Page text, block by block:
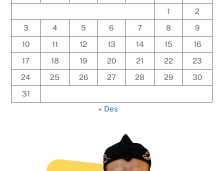
1
2
3
4 5 6 7 8
9
10
11 12 13 14 15
16
17
18 19 20 21 22
23
24
25 26 27 28 29
30
31
« Des